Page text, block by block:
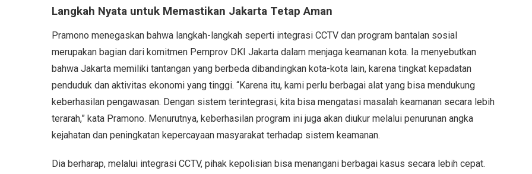
Langkah Nyata untuk Memastikan Jakarta Tetap Aman
Pramono menegaskan bahwa langkah-langkah seperti integrasi CCTV dan program bantalan sosial
merupakan bagian dari komitmen Pemprov DKI Jakarta dalam menjaga keamanan kota. Ia menyebutkan
bahwa Jakarta memiliki tantangan yang berbeda dibandingkan kota-kota lain, karena tingkat kepadatan
penduduk dan aktivitas ekonomi yang tinggi. “Karena itu, kami perlu berbagai alat yang bisa mendukung
keberhasilan pengawasan. Dengan sistem terintegrasi, kita bisa mengatasi masalah keamanan secara lebih
terarah,” kata Pramono. Menurutnya, keberhasilan program ini juga akan diukur melalui penurunan angka
kejahatan dan peningkatan kepercayaan masyarakat terhadap sistem keamanan.
Dia berharap, melalui integrasi CCTV, pihak kepolisian bisa menangani berbagai kasus secara lebih cepat.